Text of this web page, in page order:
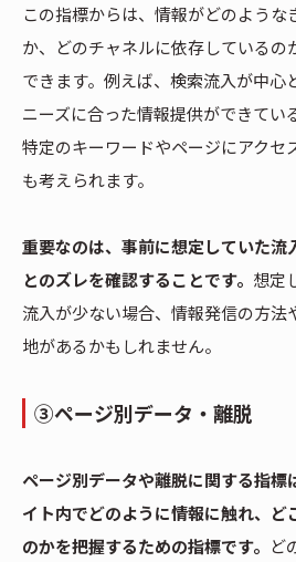
この指標からは、情報がどのような
か、どのチャネルに依存しているの
できます。例えば、検索流入が中心
ニーズに合った情報提供ができてい
特定のキーワードやページにアクセ
も考えられます。
重要なのは、事前に想定していた流
とのズレを確認することです。 想定
流入が少ない場合、情報発信の方法
地があるかもしれません。
③ページ別データ・離脱
ページ別データや離脱に関する指
イト内でどのように情報に触れ、ど
のかを把握するための指標です。 ど